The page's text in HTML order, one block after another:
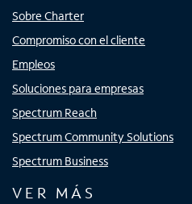
Sobre Charter
Compromiso con el cliente
Empleos
Soluciones para empresas
Spectrum Reach
Spectrum Community Solutions
Spectrum Business
VER MÁS